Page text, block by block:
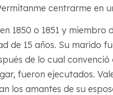
centrarme en
1850 o 1851 y miembro
de 15 años. Su marido
de lo cual
fueron ejecutados.
los amantes de su